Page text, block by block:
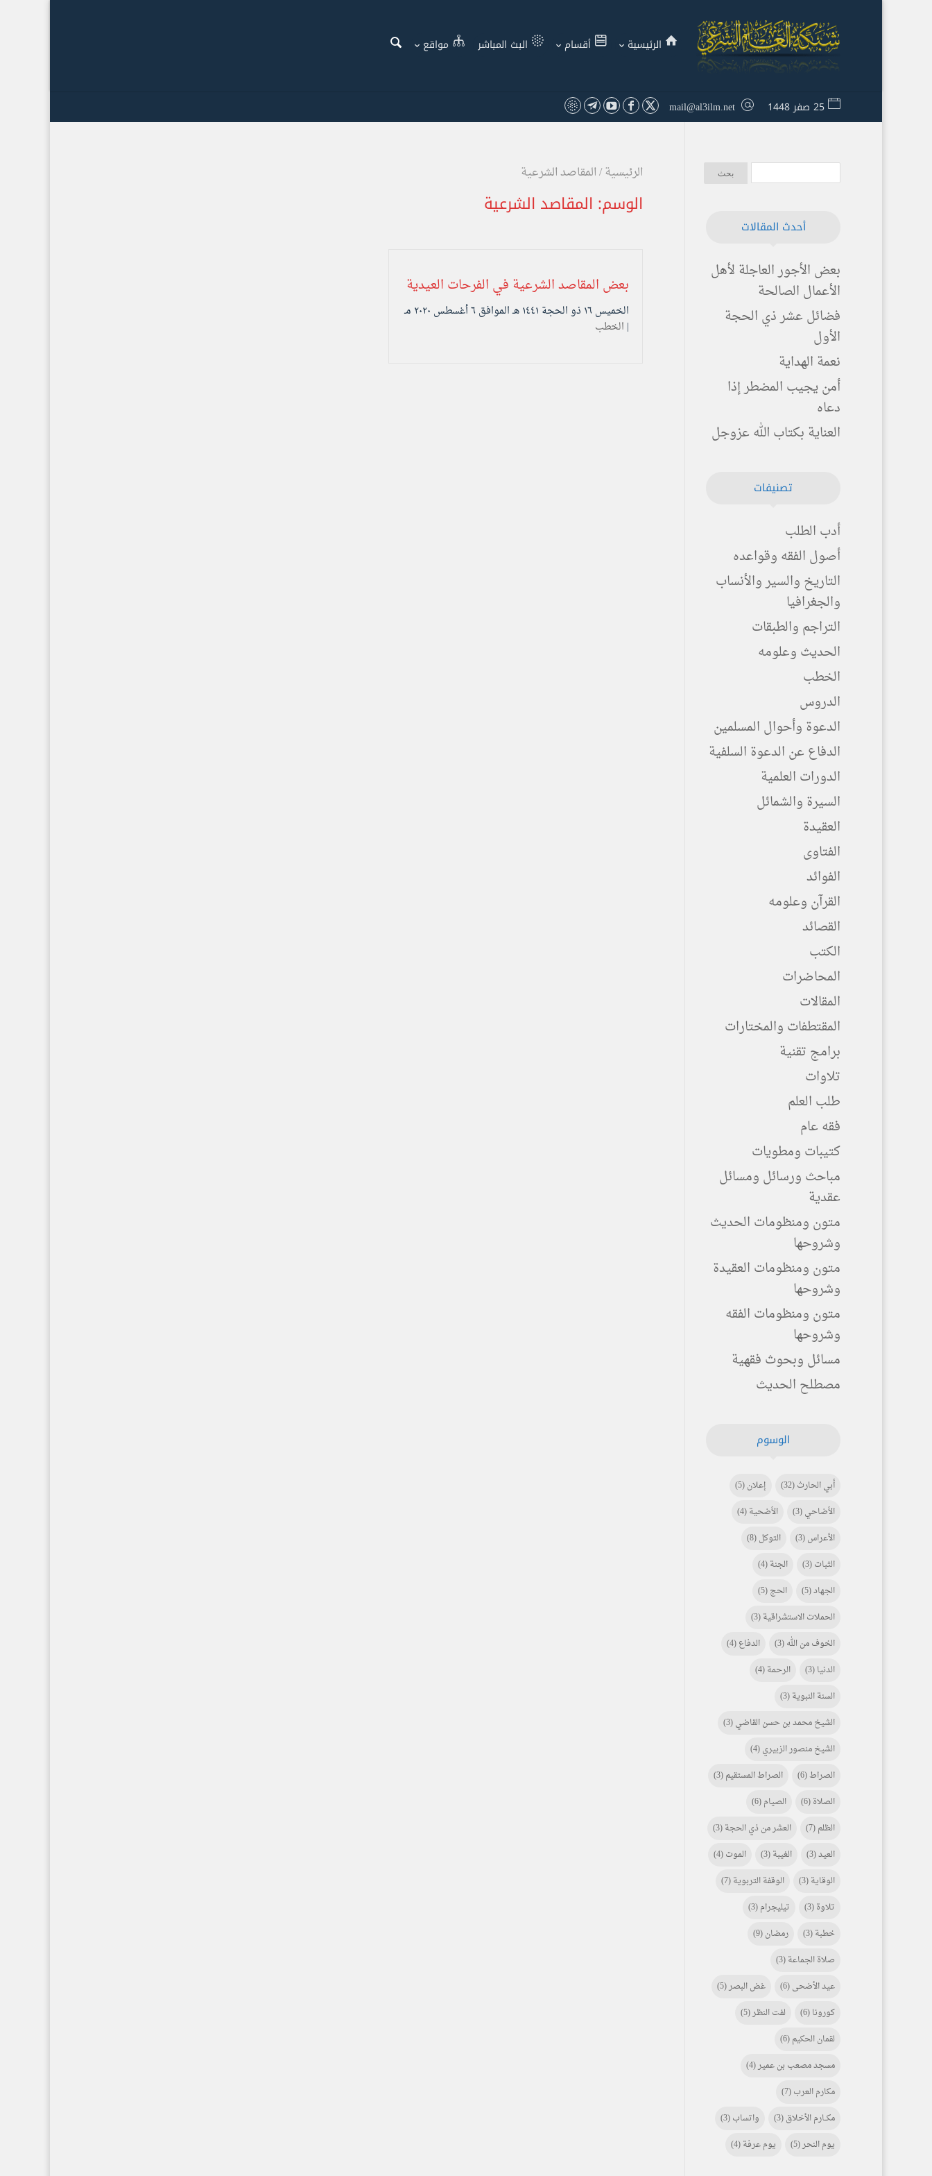
الرئيسية أقسام البث المباشر مواقع
25 صفر 1448 mail@al3ilm.net
الرئيسية/المقاصد الشرعية
الوسم: المقاصد الشرعية
بعض المقاصد الشرعية في الفرحات العيدية
الخميس ۱٦ ذو الحجة ۱٤٤۱ هـ الموافق ٦ أغسطس ۲۰۲۰ مـ
| الخطب
أحدث المقالات
بعض الأجور العاجلة لأهل
الأعمال الصالحة
فضائل عشر ذي الحجة
الأول
نعمة الهداية
أمن يجيب المضطر إذا
دعاه
العناية بكتاب الله عزوجل
تصنيفات
أدب الطلب
أصول الفقه وقواعده
التاريخ والسير والأنساب
والجغرافيا
التراجم والطبقات
الحديث وعلومه
الخطب
الدروس
الدعوة وأحوال المسلمين
الدفاع عن الدعوة السلفية
الدورات العلمية
السيرة والشمائل
العقيدة
الفتاوى
الفوائد
القرآن وعلومه
القصائد
الكتب
المحاضرات
المقالات
المقتطفات والمختارات
برامج تقنية
تلاوات
طلب العلم
فقه عام
كتيبات ومطويات
مباحث ورسائل ومسائل
عقدية
متون ومنظومات الحديث
وشروحها
متون ومنظومات العقيدة
وشروحها
متون ومنظومات الفقه
وشروحها
مسائل وبحوث فقهية
مصطلح الحديث
الوسوم
أبي الحارث(32) إعلان(5)
الأضاحي(3) الأضحية(4)
الأعراس(3) التوكل(8)
الثبات(3) الجنة(4)
الجهاد(5) الحج(5)
الحملات الاستشراقية(3)
الخوف من الله(3) الدفاع(4)
الدنيا(3) الرحمة(4)
السنة النبوية(3)
الشيخ محمد بن حسن القاضي(3)
الشيخ منصور الزبيري(4)
الصراط(6) الصراط المستقيم(3)
الصلاة(6) الصيام(6)
الظلم(7) العشر من ذي الحجة(3)
العيد(3) الغيبة(3) الموت(4)
الوقاية(3) الوقفة التربوية(7)
تلاوة(3) تيليجرام(3)
خطبة(3) رمضان(9)
صلاة الجماعة(3)
عيد الأضحى(6) غض البصر(5)
كورونا(6) لفت النظر(5)
لقمان الحكيم(6)
مسجد مصعب بن عمير(4)
مكارم العرب(7)
مكـــارم الأخلاق(3) واتساب(3)
يوم النحر(5) يوم عرفة(4)